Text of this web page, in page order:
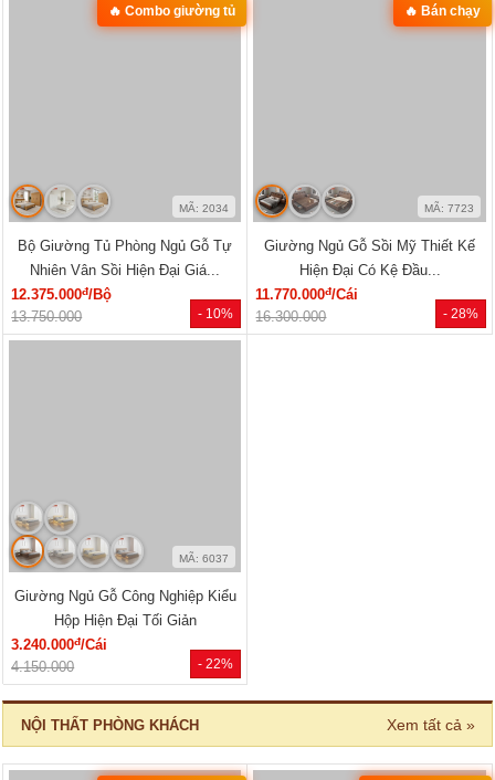
- 28%
HOT
MÃ: 7288
Tủ Áo Cửa Lùa Có Ngăn Kéo Vân
Sồi Màu Óc Chó Thanh Lịch
15.550.000 đ/Cái
21.600.000
- 26%
HOT
MÃ: 7285
Tủ Áo Gỗ Cao Su Veneer Óc Chó 4
Cánh Dáng Trơn Tối Giản
17.110.000 đ/Cái
23.040.000
- 40%
MÃ: 2079
Giường Ngủ Gỗ Sồi Mỹ Kẻ Rãnh
Hiện Đại Đẹp Giá Siêu Rẻ
5.940.000
đ/Cái
9.960.000
🔥 Combo giường tủ 🔥 Bán chạy